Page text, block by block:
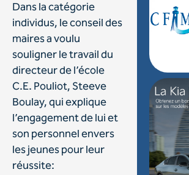
Dans la catégorie
individus, le conseil des
maires a voulu
souligner le travail du
directeur de l’école
C.E. Pouliot, Steeve
Boulay, qui explique
l’engagement de lui et
son personnel envers
les jeunes pour leur
réussite: